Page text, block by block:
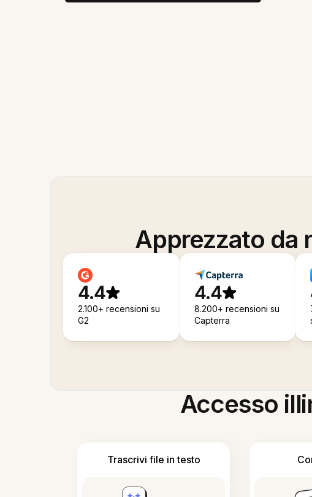
Apprezzato da
4.4
2.100+ recensioni su
G2
4.4
8.200+ recensioni su
Capterra
Accesso
Trascrivi file in testo